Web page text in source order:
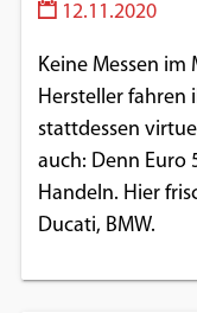
12.11.2020
Keine Messen
Hersteller fahren
stattdessen
auch: Denn Euro
Handeln. Hier
Ducati, BMW.